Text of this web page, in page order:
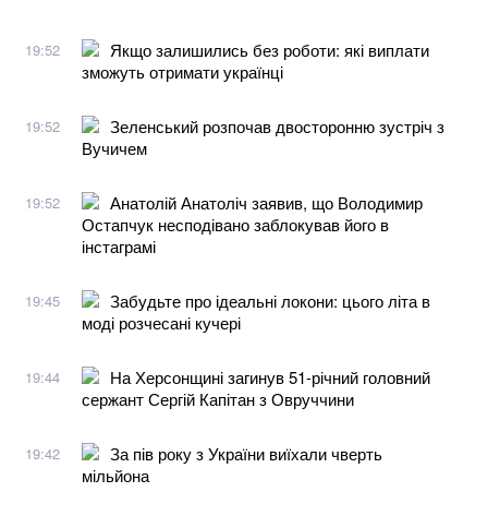
19:52
Якщо залишились без роботи: які виплати
зможуть отримати українці
19:52
Зеленський розпочав двосторонню зустріч з
Вучичем
19:52
Анатолій Анатоліч заявив, що Володимир
Остапчук несподівано заблокував його в
інстаграмі
19:45
Забудьте про ідеальні локони: цього літа в
моді розчесані кучері
19:44
На Херсонщині загинув 51-річний головний
сержант Сергій Капітан з Овруччини
19:42
За пів року з України виїхали чверть
мільйона